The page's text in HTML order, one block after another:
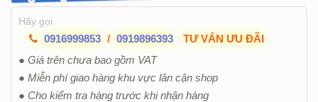
Hãy gọi
0916999853 / 0919896393
TƯ VẤN ƯU ĐÃI
● Giá trên chưa bao gồm VAT
● Miễn phí giao hàng khu vực lân cận shop
● Cho kiểm tra hàng trước khi nhận hàng